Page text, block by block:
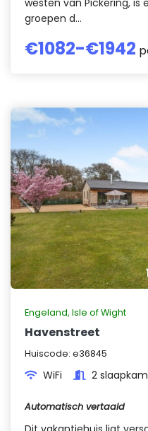
westen van Pickering, is
groepen d...
€1082-€1942
Engeland, Isle of Wight
Havenstreet
Huiscode: e36845
WiFi 2
Automatisch vertaald